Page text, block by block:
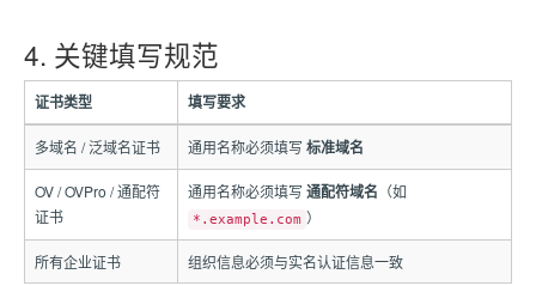
4. 关键填写规范
证书类型 填写要求
多域名 / 泛域名证书 通用名称必须填写 标准域名
OV / OVPro / 通配符
证书
通用名称必须填写 通配符域名 （如
*.example.com ）
所有企业证书 组织信息必须与实名认证信息一致